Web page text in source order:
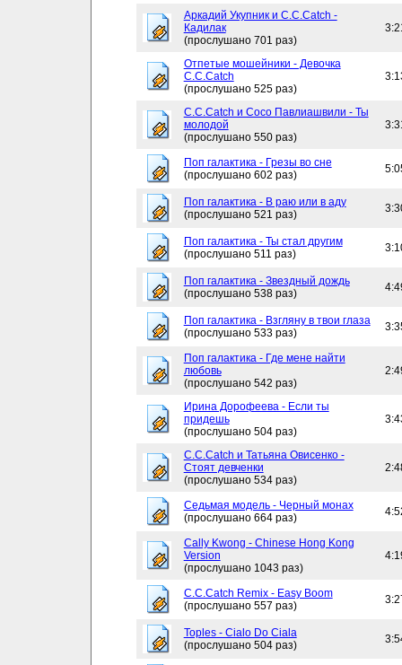
Аркадий Укупник и C.C.Catch -
Кадилак
(прослушано 701 раз)
Отпетые мошейники - Девочка
C.C.Catch
(прослушано 525 раз)
C.C.Catch и Сосо Павлиашвили - Ты
молодой
(прослушано 550 раз)
Поп галактика - Грезы во сне
(прослушано 602 раз)
Поп галактика - В раю или в аду
(прослушано 521 раз)
Поп галактика - Ты стал другим
(прослушано 511 раз)
Поп галактика - Звездный дождь
(прослушано 538 раз)
Поп галактика - Взгляну в твои глаза
(прослушано 533 раз)
Поп галактика - Где мене найти
любовь
(прослушано 542 раз)
Ирина Дорофеева - Если ты
придешь
(прослушано 504 раз)
C.C.Catch и Татьяна Овисенко -
Стоят девченки
(прослушано 534 раз)
Седьмая модель - Черный монах
(прослушано 664 раз)
Cally Kwong - Chinese Hong Kong
Version
(прослушано 1043 раз)
C.C.Catch Remix - Easy Boom
(прослушано 557 раз)
Toples - Cialo Do Ciala
(прослушано 504 раз)